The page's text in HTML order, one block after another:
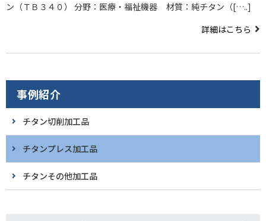
ン（ＴＢ３４０） 分野：医療・福祉機器 材質：純チタン（[…..]
詳細はこちら
事例紹介
チタン切削加工品
チタンプレス加工品
チタンその他加工品